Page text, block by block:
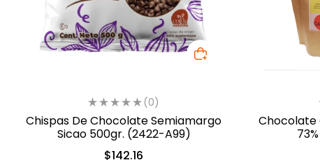
(0)
Chispas De Chocolate Semiamargo
Sicao 500gr. (2422-A99)
$142.16